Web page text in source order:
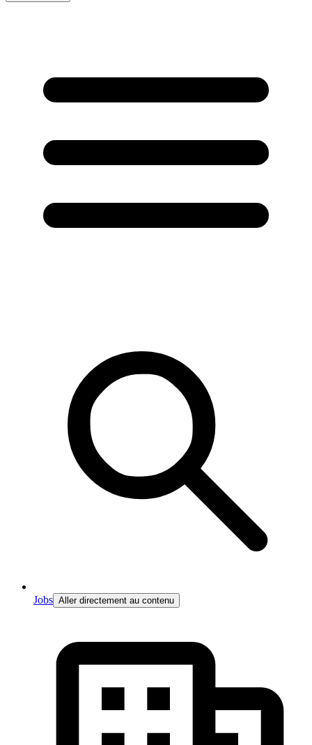
Jobs Aller directement au contenu